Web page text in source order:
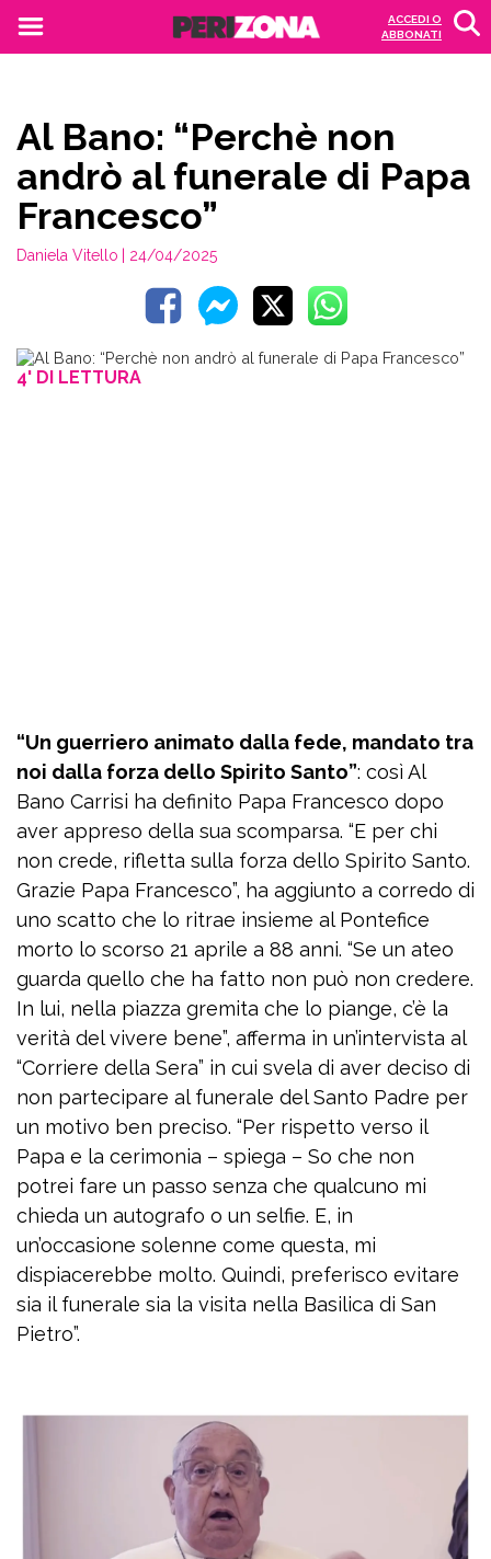
ACCEDI O
ABBONATI
Al Bano: “Perchè non
andrò al funerale di Papa
Francesco”
Daniela Vitello | 24/04/2025
4' DI LETTURA
“Un guerriero animato dalla fede, mandato tra
noi dalla forza dello Spirito Santo”: così Al
Bano Carrisi ha definito Papa Francesco dopo
aver appreso della sua scomparsa. “E per chi
non crede, rifletta sulla forza dello Spirito Santo.
Grazie Papa Francesco”, ha aggiunto a corredo di
uno scatto che lo ritrae insieme al Pontefice
morto lo scorso 21 aprile a 88 anni. “Se un ateo
guarda quello che ha fatto non può non credere.
In lui, nella piazza gremita che lo piange, c’è la
verità del vivere bene”, afferma in un’intervista al
“Corriere della Sera” in cui svela di aver deciso di
non partecipare al funerale del Santo Padre per
un motivo ben preciso. “Per rispetto verso il
Papa e la cerimonia – spiega – So che non
potrei fare un passo senza che qualcuno mi
chieda un autografo o un selfie. E, in
un’occasione solenne come questa, mi
dispiacerebbe molto. Quindi, preferisco evitare
sia il funerale sia la visita nella Basilica di San
Pietro”.